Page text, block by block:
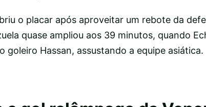
o placar após aproveitar um rebote da
quase ampliou aos 39 minutos, quando
goleiro Hassan, assustando a equipe asiática.